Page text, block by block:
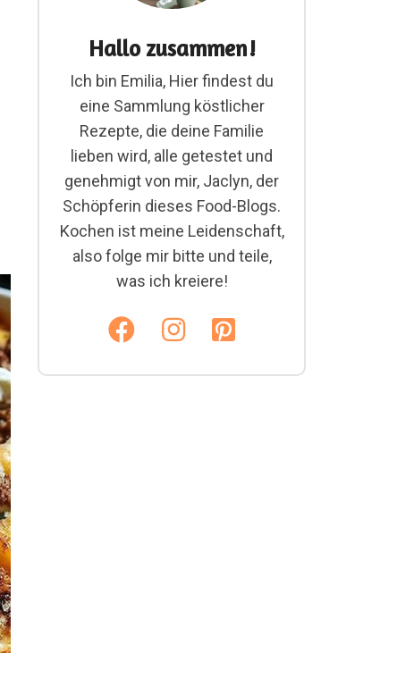
Hallo zusammen!
Ich bin Emilia, Hier findest du
eine Sammlung köstlicher
Rezepte, die deine Familie
lieben wird, alle getestet und
genehmigt von mir, Jaclyn, der
Schöpferin dieses Food-Blogs.
Kochen ist meine Leidenschaft,
also folge mir bitte und teile,
was ich kreiere!